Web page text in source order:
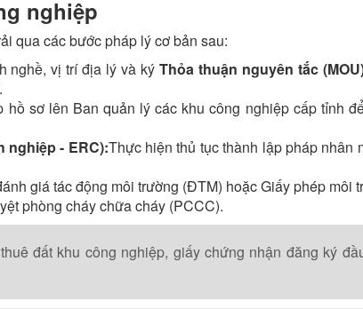
nghiệp
qua các bước pháp lý cơ bản sau:
nghề, vị trí địa lý và kýThỏa thuận nguyên tắc
hồ sơ lên Ban quản lý các khu công nghiệp cấp tỉnh
nghiệp - ERC):Thực hiện thủ tục thành lập pháp nhân
giá tác động môi trường (ĐTM) hoặc Giấy phép môi
phòng cháy chữa cháy (PCCC).
thuê đất khu công nghiệp, giấy chứng nhận đăng ký